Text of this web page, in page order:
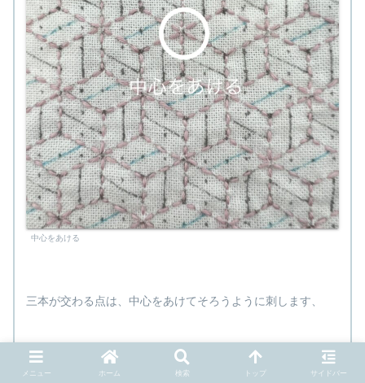
中心をあける
三本が交わる点は、中心をあけてそろうように刺します、
メニュー ホーム 検索 トップ サイドバー